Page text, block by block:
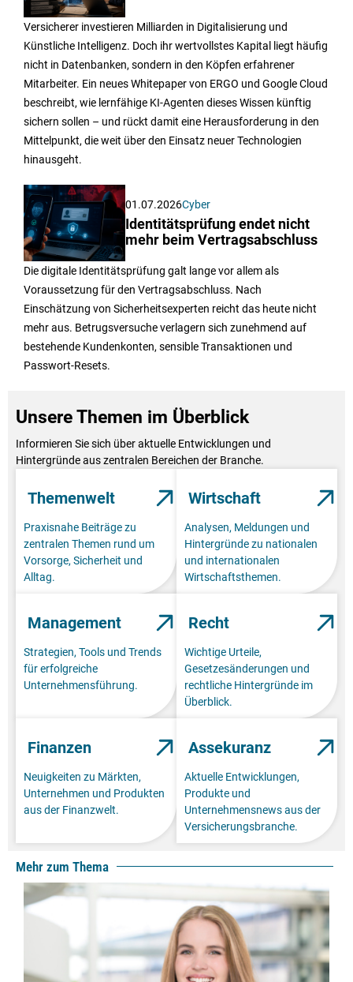
Versicherer investieren Milliarden in Digitalisierung und
Künstliche Intelligenz. Doch ihr wertvollstes Kapital liegt häufig
nicht in Datenbanken, sondern in den Köpfen erfahrener
Mitarbeiter. Ein neues Whitepaper von ERGO und Google Cloud
beschreibt, wie lernfähige KI-Agenten dieses Wissen künftig
sichern sollen – und rückt damit eine Herausforderung in den
Mittelpunkt, die weit über den Einsatz neuer Technologien
hinausgeht.
01.07.2026Cyber
Identitätsprüfung endet nicht
mehr beim Vertragsabschluss
Die digitale Identitätsprüfung galt lange vor allem als
Voraussetzung für den Vertragsabschluss. Nach
Einschätzung von Sicherheitsexperten reicht das heute nicht
mehr aus. Betrugsversuche verlagern sich zunehmend auf
bestehende Kundenkonten, sensible Transaktionen und
Passwort-Resets.
Unsere Themen im Überblick
Informieren Sie sich über aktuelle Entwicklungen und
Hintergründe aus zentralen Bereichen der Branche.
Themenwelt
Praxisnahe Beiträge zu
zentralen Themen rund um
Vorsorge, Sicherheit und
Alltag.
Wirtschaft
Analysen, Meldungen und
Hintergründe zu nationalen
und internationalen
Wirtschaftsthemen.
Management
Strategien, Tools und Trends
für erfolgreiche
Unternehmensführung.
Recht
Wichtige Urteile,
Gesetzesänderungen und
rechtliche Hintergründe im
Überblick.
Finanzen
Neuigkeiten zu Märkten,
Unternehmen und Produkten
aus der Finanzwelt.
Assekuranz
Aktuelle Entwicklungen,
Produkte und
Unternehmensnews aus der
Versicherungsbranche.
Mehr zum Thema